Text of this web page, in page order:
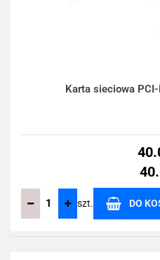
Karta sieciowa
szt. DO